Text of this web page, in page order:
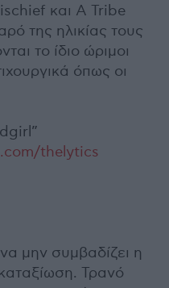
και A Tribe
της ηλικίας τους
το ίδιο ώριμοι
όπως οι
thelytics
μην συμβαδίζει η
Τρανό